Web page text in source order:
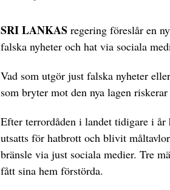
SRI LANKAS regering föreslår en
falska nyheter och hat via sociala
Vad som utgör just falska nyheter
som bryter mot den nya lagen
Efter terrordåden i landet tidigare i
utsatts för hatbrott och blivit
bränsle via just sociala medier. Tre
fått sina hem förstörda.